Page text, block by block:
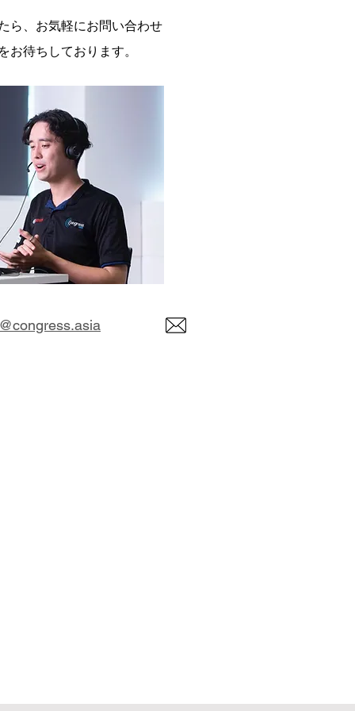
ら、お気軽にお問い合わせ
お待ちしております。